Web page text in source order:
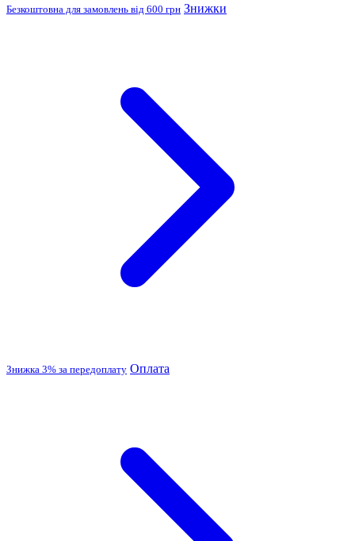
Безкоштовна для замовлень від 600 грн Знижки
Знижка 3% за передоплату Оплата